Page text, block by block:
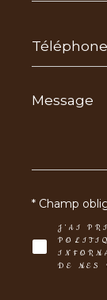
*
Message
*
J'AI
DE MES
* Champ